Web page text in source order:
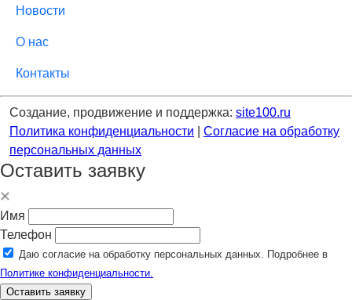
Новости
О нас
Контакты
Создание, продвижение и поддержка: site100.ru
Политика конфиденциальности
Согласие на обработку
персональных данных
Оставить заявку
Имя
Телефон
Даю согласие на обработку персональных данных. Подробнее в
Политике конфиденциальности.
Оставить заявку